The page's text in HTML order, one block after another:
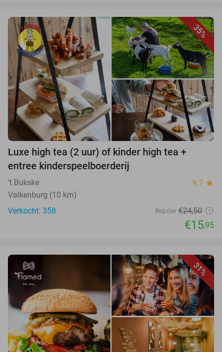
35%
favorite_border
Luxe high tea (2 uur) of kinder high tea +
entree kinderspeelboerderij
't Bukske 9.7 star
Valkenburg (10 km)
Verkocht: 358
Regulier €24,50
€15,95
31%